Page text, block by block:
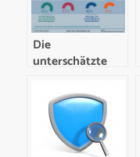
Die
unterschätzte
Mitarbeiter für
eine tragfähige
IT-Security-
Strategie